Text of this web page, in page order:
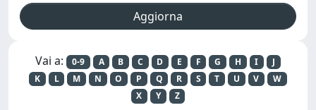
Vai a: 0-9 A B C D E F G H I
J
K
L M N O P Q R S T U V
W
X
Y Z